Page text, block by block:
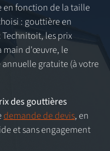
en fonction de la taille
: gouttière en
les prix
main d'œuvre, le
gratuite (à votre
des gouttières
demande de devis, en
et sans engagement